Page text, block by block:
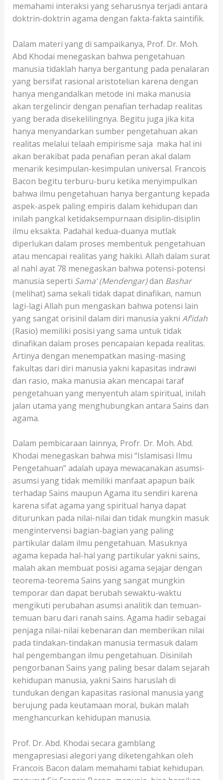
memahami interaksi yang seharusnya terjadi antara
doktrin-doktrin agama dengan fakta-fakta saintifik.
Dalam materi yang di sampaikanya, Prof. Dr. Moh.
Abd Khodai menegaskan bahwa pengetahuan
manusia tidaklah hanya bergantung pada penalaran
yang bersifat rasional aristotelian karena dengan
hanya mengandalkan metode ini maka manusia
akan tergelincir dengan penafian terhadap realitas
yang berada disekelilingnya. Begitu juga jika kita
hanya menyandarkan sumber pengetahuan akan
realitas melalui telaah empirisme saja maka hal ini
akan berakibat pada penafian peran akal dalam
menarik kesimpulan-kesimpulan universal. Francois
Bacon begitu terburu-buru ketika menyimpulkan
bahwa ilmu pengetahuan hanya bergantung kepada
aspek-aspek paling empiris dalam kehidupan dan
inilah pangkal ketidaksempurnaan disiplin-disiplin
ilmu eksakta. Padahal kedua-duanya mutlak
diperlukan dalam proses membentuk pengetahuan
atau mencapai realitas yang hakiki. Allah dalam surat
al nahl ayat 78 menegaskan bahwa potensi-potensi
manusia seperti Sama’ (Mendengar)dan Bashar
(melihat) sama sekali tidak dapat dinafikan, namun
lagi-lagi Allah pun mengaskan bahwa potensi lain
yang sangat orisinil dalam diri manusia yakni Af’idah
(Rasio) memiliki posisi yang sama untuk tidak
dinafikan dalam proses pencapaian kepada realitas.
Artinya dengan menempatkan masing-masing
fakultas dari diri manusia yakni kapasitas indrawi
dan rasio, maka manusia akan mencapai taraf
pengetahuan yang menyentuh alam spiritual, inilah
jalan utama yang menghubungkan antara Sains dan
agama.
Dalam pembicaraan lainnya, Profr. Dr. Moh. Abd.
Khodai menegaskan bahwa misi “Islamisasi Ilmu
Pengetahuan” adalah upaya mewacanakan asumsi-
asumsi yang tidak memiliki manfaat apapun baik
terhadap Sains maupun Agama itu sendiri karena
karena sifat agama yang spiritual hanya dapat
diturunkan pada nilai-nilai dan tidak mungkin masuk
mengintervensi bagian-bagian yang paling
partikular dalam ilmu pengetahuan. Masuknya
agama kepada hal-hal yang partikular yakni sains,
malah akan membuat posisi agama sejajar dengan
teorema-teorema Sains yang sangat mungkin
temporar dan dapat berubah sewaktu-waktu
mengikuti perubahan asumsi analitik dan temuan-
temuan baru dari ranah sains. Agama hadir sebagai
penjaga nilai-nilai kebenaran dan memberikan nilai
pada tindakan-tindakan manusia termasuk dalam
hal pengembangan ilmu pengetahuan. Disinilah
pengorbanan Sains yang paling besar dalam sejarah
kehidupan manusia, yakni Sains haruslah di
tundukan dengan kapasitas rasional manusia yang
berujung pada keutamaan moral, bukan malah
menghancurkan kehidupan manusia.
Prof. Dr. Abd. Khodai secara gamblang
mengapresiasi alegori yang diketengahkan oleh
Francois Bacon dalam memahami tabiat kehidupan.